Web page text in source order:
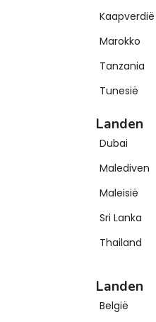
Kaapverdië
Marokko
Tanzania
Tunesië
Landen
Dubai
Malediven
Maleisië
Sri Lanka
Thailand
Landen
België